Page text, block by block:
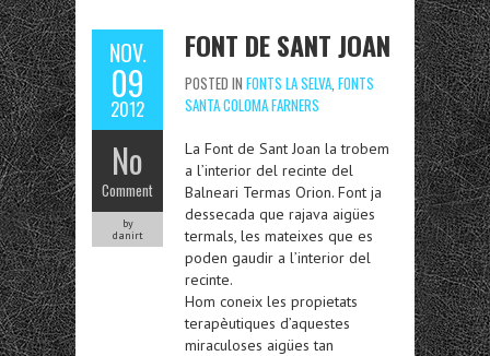
NOV.
09
2012
No
Comment
by
danirt
FONT DE SANT JOAN
POSTED IN FONTS LA SELVA, FONTS
SANTA COLOMA FARNERS
La Font de Sant Joan la trobem
a l’interior del recinte del
Balneari Termas Orion. Font ja
dessecada que rajava aigües
termals, les mateixes que es
poden gaudir a l’interior del
recinte.
Hom coneix les propietats
terapèutiques d’aquestes
miraculoses aigües tan